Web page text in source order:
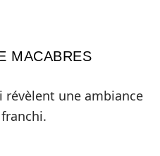
MACABRES
une ambiance